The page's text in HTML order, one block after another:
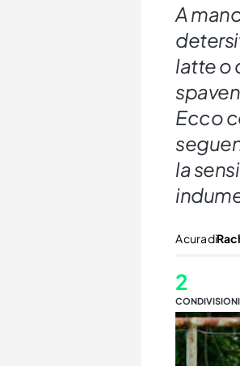
A
latte o
Ecco
la
A cura di
2
CONDIVISIONI